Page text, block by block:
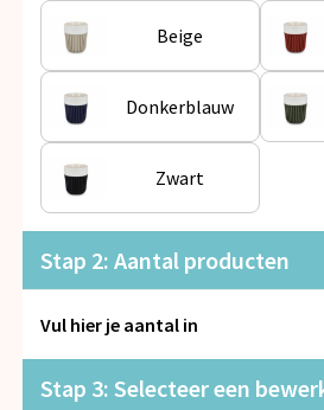
Snoepgoed
Spellen voor binnen en buiten
Veiligheid, Auto en Fiets
Vrije tijd en Strand
Beige
Donkerblauw
Zwart
Stap 2: Aantal producten
Vul hier je aantal in
Stap 3: Selecteer een